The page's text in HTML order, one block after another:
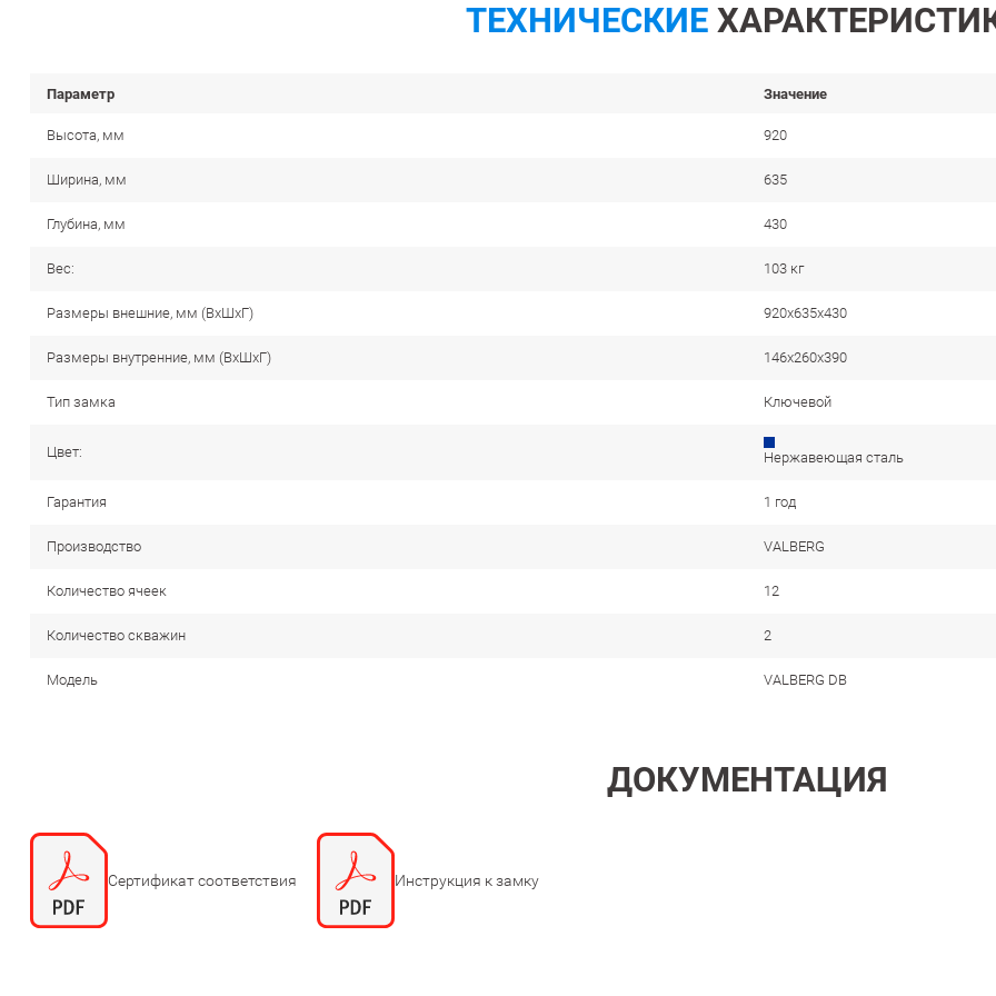
ТЕХНИЧЕСКИЕ
Параметр Значение
Высота, мм 920
Ширина, мм 635
Глубина, мм 430
Вес: 103 кг
Размеры внешние, мм (ВхШхГ) 920x635x430
Размеры внутренние, мм (ВхШхГ) 146x260x390
Тип замка Ключевой
Цвет: Нержавеющая сталь
Гарантия 1 год
Производство VALBERG
Количество ячеек 12
Количество скважин 2
Модель VALBERG DB
ДОКУМЕНТАЦИЯ
Сертификат соответствия Инструкция к замку